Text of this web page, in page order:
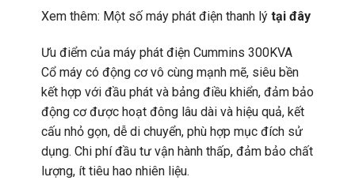
Xem thêm: Một số máy phát điện thanh lý tại đây
Ưu điểm của máy phát điện Cummins 300KVA
Cổ máy có động cơ vô cùng mạnh mẽ, siêu bền
kết hợp với đầu phát và bảng điều khiển, đảm bảo
động cơ được hoạt đông lâu dài và hiệu quả, kết
cấu nhỏ gọn, dễ di chuyển, phù hợp mục đích sử
dụng. Chi phí đầu tư vận hành thấp, đảm bảo chất
lượng, ít tiêu hao nhiên liệu.